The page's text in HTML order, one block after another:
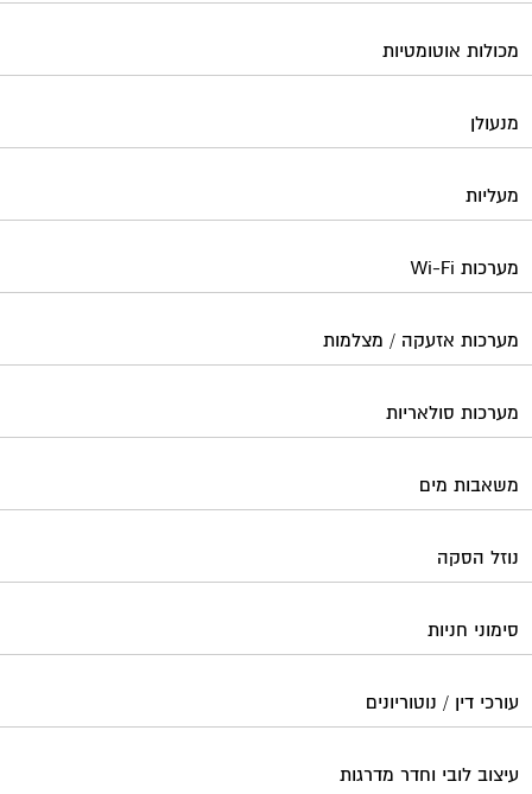
מכולות אוטומטיות
מנעולן
מעליות
מערכות Wi-Fi
מערכות אזעקה / מצלמות
מערכות סולאריות
משאבות מים
נוזל הסקה
סימוני חניות
עורכי דין / נוטוריונים
עיצוב לובי וחדר מדרגות